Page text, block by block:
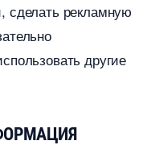
сделать рекламную
другие